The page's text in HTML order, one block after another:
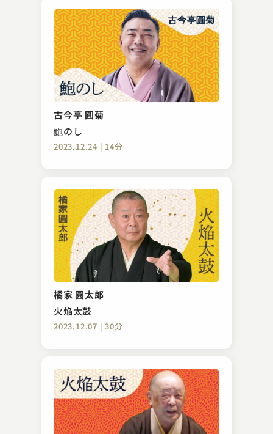
古今亭 圓菊
鮑のし
2023.12.24 | 14分
橘家 圓太郎
火焔太鼓
2023.12.07 | 30分